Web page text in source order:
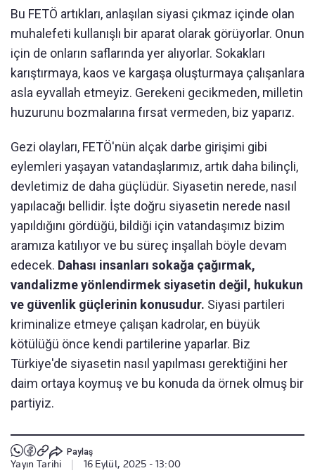
Bu FETÖ artıkları, anlaşılan siyasi çıkmaz içinde olan
muhalefeti kullanışlı bir aparat olarak görüyorlar. Onun
için de onların saflarında yer alıyorlar. Sokakları
karıştırmaya, kaos ve kargaşa oluşturmaya çalışanlara
asla eyvallah etmeyiz. Gerekeni gecikmeden, milletin
huzurunu bozmalarına fırsat vermeden, biz yaparız.
Gezi olayları, FETÖ'nün alçak darbe girişimi gibi
eylemleri yaşayan vatandaşlarımız, artık daha bilinçli,
devletimiz de daha güçlüdür. Siyasetin nerede, nasıl
yapılacağı bellidir. İşte doğru siyasetin nerede nasıl
yapıldığını gördüğü, bildiği için vatandaşımız bizim
aramıza katılıyor ve bu süreç inşallah böyle devam
edecek. Dahası insanları sokağa çağırmak,
vandalizme yönlendirmek siyasetin değil, hukukun
ve güvenlik güçlerinin konusudur. Siyasi partileri
kriminalize etmeye çalışan kadrolar, en büyük
kötülüğü önce kendi partilerine yaparlar. Biz
Türkiye'de siyasetin nasıl yapılması gerektiğini her
daim ortaya koymuş ve bu konuda da örnek olmuş bir
partiyiz.
Paylaş
Yayın Tarihi 16 Eylül, 2025 - 13:00